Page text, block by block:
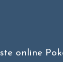
online